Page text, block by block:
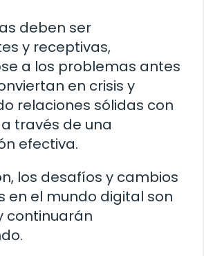
deben ser
y receptivas,
a los problemas antes
en crisis y
relaciones sólidas con
través de una
efectiva.
los desafíos y cambios
en el mundo digital son
continuarán